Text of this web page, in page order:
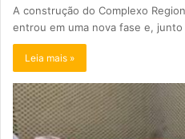
A construção do Complexo
entrou em uma nova fase e,
Leia mais »